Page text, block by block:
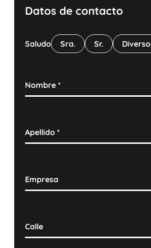
Datos de contacto
Saludo Sra. Sr. Diverso
Nombre*
Apellido*
Empresa
Calle